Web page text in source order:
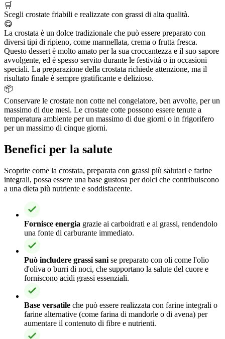
🛒
Scegli crostate friabili e realizzate con grassi di alta qualità.
😋
La crostata è un dolce tradizionale che può essere preparato con
diversi tipi di ripieno, come marmellata, crema o frutta fresca.
Questo dessert è molto amato per la sua croccantezza e il suo sapore
avvolgente, ed è spesso servito durante le festività o in occasioni
speciali. La preparazione della crostata richiede attenzione, ma il
risultato finale è sempre gratificante e delizioso.
📦
Conservare le crostate non cotte nel congelatore, ben avvolte, per un
massimo di due mesi. Le crostate cotte possono essere tenute a
temperatura ambiente per un massimo di due giorni o in frigorifero
per un massimo di cinque giorni.
Benefici per la salute
Scoprite come la crostata, preparata con grassi più salutari e farine
integrali, possa essere una base gustosa per dolci che contribuiscono
a una dieta più nutriente e soddisfacente.
Fornisce energia grazie ai carboidrati e ai grassi, rendendolo
una fonte di carburante immediato.
Può includere grassi sani se preparato con oli come l'olio
d'oliva o burri di noci, che supportano la salute del cuore e
forniscono acidi grassi essenziali.
Base versatile che può essere realizzata con farine integrali o
farine alternative (come farina di mandorle o di avena) per
aumentare il contenuto di fibre e nutrienti.